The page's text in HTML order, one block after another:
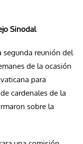
Sinodal
segunda reunión del
de la ocasión
para
cardenales de la
sobre la